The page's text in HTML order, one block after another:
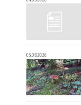
03.08.2026